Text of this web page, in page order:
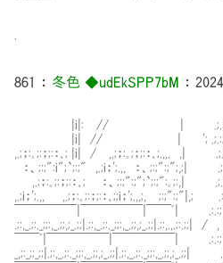
861 ： 冬色 ◆udEkSPP7bM ：
|i|: // |
|i| // | ';
,.;；:｡;:；;:：､; |i| / ,.;；:｡;；;:：､
：、;:;":i";`;:;" ,.;i；';.,, ：、;:;":;";,;|
,.;；:｡;:；;:：､; ：、;:;":;";`;:;":｡;:,| .;.:;|
,.;i；';.,, ,.;；:｡;:；;:：､;;i；';.,,;, ;:;":;"|,;
￣￣￣￣￣|￣￣￣￣￣|￣￣ﾞ| .:.:;|
.;:,_.;:._;;:,_.;;,;_.;;|.;:,_.;:._;;:,_.;;,;_.;;|.;:,.,.;:.;;| / ,
￣￣ﾞ|￣￣￣￣￣|￣￣￣￣￣| .:.:;|
_,;:_;;_;;|.;:,_.;:._;;:,_.;;,;_.;;|.;:,_.;:._;;:,_.;;,;_.;;|